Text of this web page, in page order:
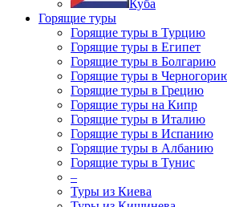
Куба
Горящие туры
Горящие туры в Турцию
Горящие туры в Египет
Горящие туры в Болгарию
Горящие туры в
Горящие туры в Грецию
Горящие туры на Кипр
Горящие туры в Италию
Горящие туры в Испанию
Горящие туры в Албанию
Горящие туры в Тунис
–
Туры из Киева